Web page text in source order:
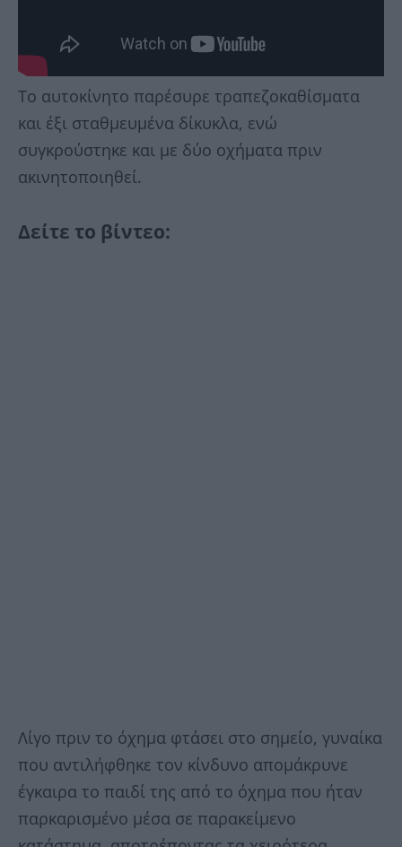
Το αυτοκίνητο παρέσυρε τραπεζοκαθίσματα
και έξι σταθμευμένα δίκυκλα, ενώ
συγκρούστηκε και με δύο οχήματα πριν
ακινητοποιηθεί.
Δείτε το βίντεο:
Λίγο πριν το όχημα φτάσει στο σημείο, γυναίκα
που αντιλήφθηκε τον κίνδυνο απομάκρυνε
έγκαιρα το παιδί της από το όχημα που ήταν
παρκαρισμένο μέσα σε παρακείμενο